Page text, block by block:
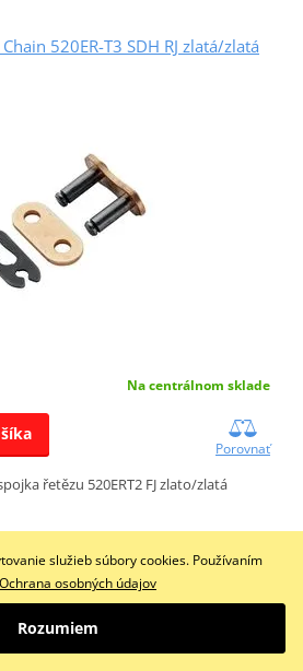
520ER-T3 SDH RJ zlatá/zlatá
Na centrálnom sklade
Porovnať
řetězu 520ERT2 FJ zlato/zlatá
Chain 520ERV7 120 L zlatá/zlatá
služieb súbory cookies. Používaním
Ochrana osobných údajov
Rozumiem